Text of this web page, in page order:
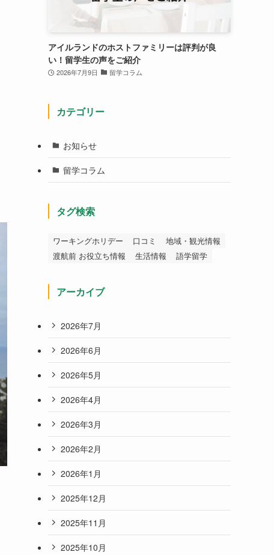
アイルランドのホストファミリーは評判が良
い！留学生の声をご紹介
2026年7月9日 留学コラム
カテゴリー
お知らせ
留学コラム
タグ検索
ワーキングホリデー 口コミ
地域・観光情報
渡航前 お役立ち情報
生活情報 語学留学
アーカイブ
2026年7月
2026年6月
2026年5月
2026年4月
2026年3月
2026年2月
2026年1月
2025年12月
2025年11月
2025年10月